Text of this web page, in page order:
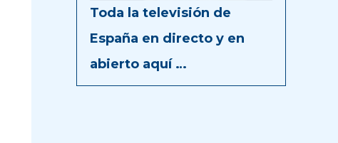
Toda la televisión de
España en directo y en
abierto aquí …